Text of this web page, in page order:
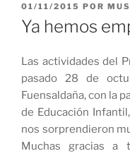
PUBLICADO
EL
01/11/2015 POR
Ya hemos
Las actividades del
pasado 28 de
Fuensaldaña, con la
de Educación
nos sorprendieron
Muchas gracias a